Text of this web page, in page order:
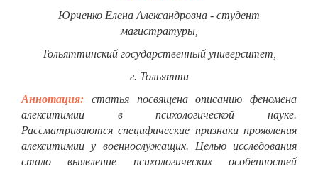
Юрченко Елена Александровна - студент
магистратуры,
Тольяттинский государственный университет,
г. Тольятти
Аннотация:
статья посвящена описанию феномена
алекситимии в психологической науке.
Рассматриваются специфические признаки проявления
алекситимии у военнослужащих. Целью исследования
стало выявление психологических особенностей